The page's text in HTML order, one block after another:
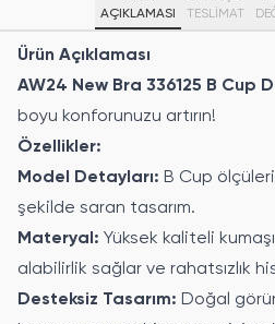
AÇIKLAMASI
TESLİMAT
Ürün Açıklaması
AW24 New Bra 336125 B Cup
boyu konforunuzu artırın!
Özellikler:
Model Detayları: B Cup
şekilde saran tasarım.
Materyal: Yüksek kaliteli
alabilirlik sağlar ve rahatsızlık
Desteksiz Tasarım: Doğal